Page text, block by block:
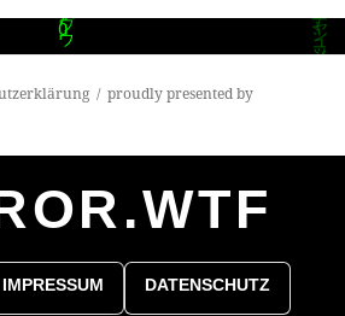
proudly presented by
IMPRESSUM DATENSCHUTZ